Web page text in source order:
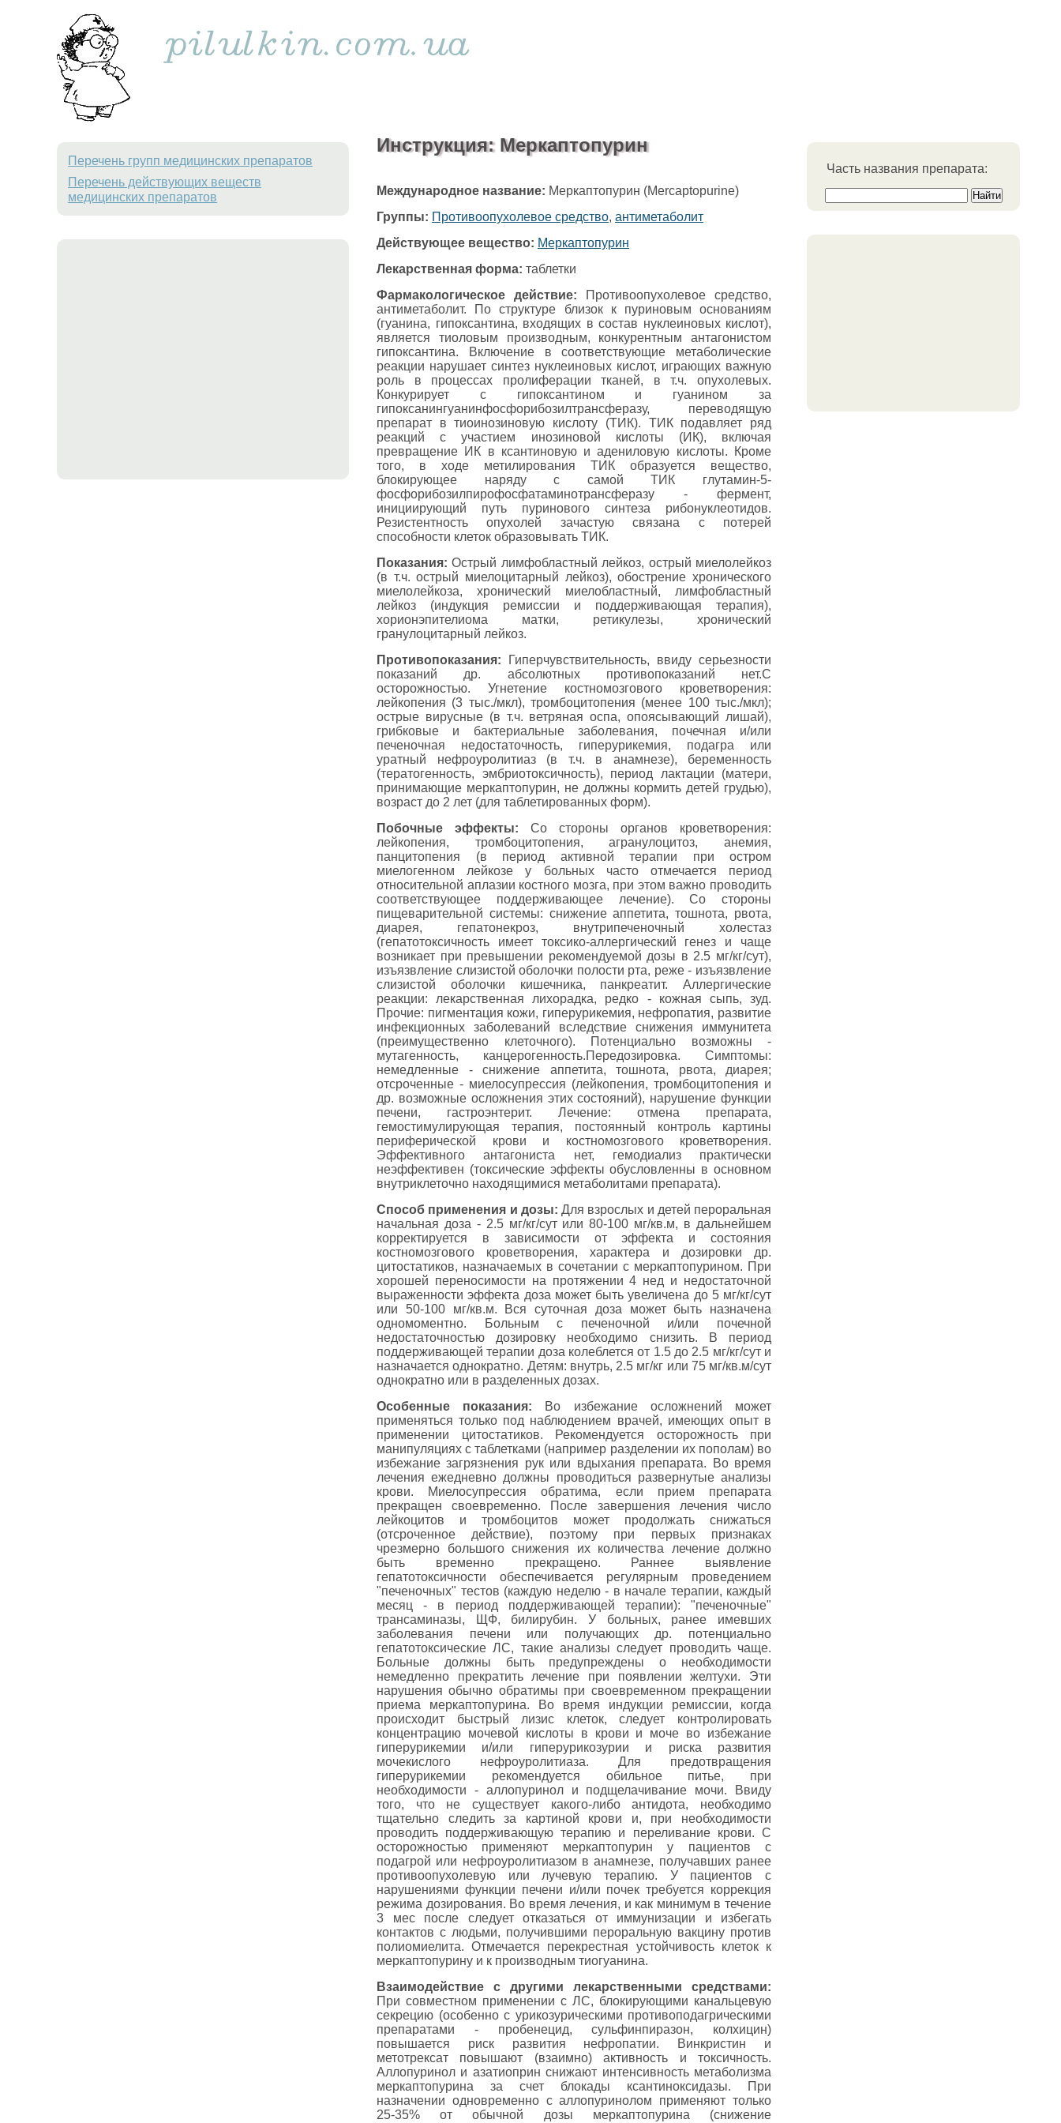
Перечень групп медицинских препаратов
Перечень действующих веществ
медицинских препаратов
Часть названия препарата:
Инструкция: Меркаптопурин
Международное название: Меркаптопурин (Mercaptopurine)
Группы: Противоопухолевое средство, антиметаболит
Действующее вещество: Меркаптопурин
Лекарственная форма: таблетки
Фармакологическое действие: Противоопухолевое средство,
антиметаболит. По структуре близок к пуриновым основаниям
(гуанина, гипоксантина, входящих в состав нуклеиновых кислот),
является тиоловым производным, конкурентным антагонистом
гипоксантина. Включение в соответствующие метаболические
реакции нарушает синтез нуклеиновых кислот, играющих важную
роль в процессах пролиферации тканей, в т.ч. опухолевых.
Конкурирует с гипоксантином и гуанином за
гипоксанингуанинфосфорибозилтрансферазу, переводящую
препарат в тиоинозиновую кислоту (ТИК). ТИК подавляет ряд
реакций с участием инозиновой кислоты (ИК), включая
превращение ИК в ксантиновую и адениловую кислоты. Кроме
того, в ходе метилирования ТИК образуется вещество,
блокирующее наряду с самой ТИК глутамин-5-
фосфорибозилпирофосфатаминотрансферазу - фермент,
инициирующий путь пуринового синтеза рибонуклеотидов.
Резистентность опухолей зачастую связана с потерей
способности клеток образовывать ТИК.
Показания: Острый лимфобластный лейкоз, острый миелолейкоз
(в т.ч. острый миелоцитарный лейкоз), обострение хронического
миелолейкоза, хронический миелобластный, лимфобластный
лейкоз (индукция ремиссии и поддерживающая терапия),
хорионэпителиома матки, ретикулезы, хронический
гранулоцитарный лейкоз.
Противопоказания: Гиперчувствительность, ввиду серьезности
показаний др. абсолютных противопоказаний нет.C
осторожностью. Угнетение костномозгового кроветворения:
лейкопения (3 тыс./мкл), тромбоцитопения (менее 100 тыс./мкл);
острые вирусные (в т.ч. ветряная оспа, опоясывающий лишай),
грибковые и бактериальные заболевания, почечная и/или
печеночная недостаточность, гиперурикемия, подагра или
уратный нефроуролитиаз (в т.ч. в анамнезе), беременность
(тератогенность, эмбриотоксичность), период лактации (матери,
принимающие меркаптопурин, не должны кормить детей грудью),
возраст до 2 лет (для таблетированных форм).
Побочные эффекты: Со стороны органов кроветворения:
лейкопения, тромбоцитопения, агранулоцитоз, анемия,
панцитопения (в период активной терапии при остром
миелогенном лейкозе у больных часто отмечается период
относительной аплазии костного мозга, при этом важно проводить
соответствующее поддерживающее лечение). Со стороны
пищеварительной системы: снижение аппетита, тошнота, рвота,
диарея, гепатонекроз, внутрипеченочный холестаз
(гепатотоксичность имеет токсико-аллергический генез и чаще
возникает при превышении рекомендуемой дозы в 2.5 мг/кг/сут),
изъязвление слизистой оболочки полости рта, реже - изъязвление
слизистой оболочки кишечника, панкреатит. Аллергические
реакции: лекарственная лихорадка, редко - кожная сыпь, зуд.
Прочие: пигментация кожи, гиперурикемия, нефропатия, развитие
инфекционных заболеваний вследствие снижения иммунитета
(преимущественно клеточного). Потенциально возможны -
мутагенность, канцерогенность.Передозировка. Симптомы:
немедленные - снижение аппетита, тошнота, рвота, диарея;
отсроченные - миелосупрессия (лейкопения, тромбоцитопения и
др. возможные осложнения этих состояний), нарушение функции
печени, гастроэнтерит. Лечение: отмена препарата,
гемостимулирующая терапия, постоянный контроль картины
периферической крови и костномозгового кроветворения.
Эффективного антагониста нет, гемодиализ практически
неэффективен (токсические эффекты обусловленны в основном
внутриклеточно находящимися метаболитами препарата).
Способ применения и дозы: Для взрослых и детей пероральная
начальная доза - 2.5 мг/кг/сут или 80-100 мг/кв.м, в дальнейшем
корректируется в зависимости от эффекта и состояния
костномозгового кроветворения, характера и дозировки др.
цитостатиков, назначаемых в сочетании с меркаптопурином. При
хорошей переносимости на протяжении 4 нед и недостаточной
выраженности эффекта доза может быть увеличена до 5 мг/кг/сут
или 50-100 мг/кв.м. Вся суточная доза может быть назначена
одномоментно. Больным с печеночной и/или почечной
недостаточностью дозировку необходимо снизить. В период
поддерживающей терапии доза колеблется от 1.5 до 2.5 мг/кг/сут и
назначается однократно. Детям: внутрь, 2.5 мг/кг или 75 мг/кв.м/сут
однократно или в разделенных дозах.
Особенные показания: Во избежание осложнений может
применяться только под наблюдением врачей, имеющих опыт в
применении цитостатиков. Рекомендуется осторожность при
манипуляциях с таблетками (например разделении их пополам) во
избежание загрязнения рук или вдыхания препарата. Во время
лечения ежедневно должны проводиться развернутые анализы
крови. Миелосупрессия обратима, если прием препарата
прекращен своевременно. После завершения лечения число
лейкоцитов и тромбоцитов может продолжать снижаться
(отсроченное действие), поэтому при первых признаках
чрезмерно большого снижения их количества лечение должно
быть временно прекращено. Раннее выявление
гепатотоксичности обеспечивается регулярным проведением
"печеночных" тестов (каждую неделю - в начале терапии, каждый
месяц - в период поддерживающей терапии): "печеночные"
трансаминазы, ЩФ, билирубин. У больных, ранее имевших
заболевания печени или получающих др. потенциально
гепатотоксические ЛС, такие анализы следует проводить чаще.
Больные должны быть предупреждены о необходимости
немедленно прекратить лечение при появлении желтухи. Эти
нарушения обычно обратимы при своевременном прекращении
приема меркаптопурина. Во время индукции ремиссии, когда
происходит быстрый лизис клеток, следует контролировать
концентрацию мочевой кислоты в крови и моче во избежание
гиперурикемии и/или гиперурикозурии и риска развития
мочекислого нефроуролитиаза. Для предотвращения
гиперурикемии рекомендуется обильное питье, при
необходимости - аллопуринол и подщелачивание мочи. Ввиду
того, что не существует какого-либо антидота, необходимо
тщательно следить за картиной крови и, при необходимости
проводить поддерживающую терапию и переливание крови. С
осторожностью применяют меркаптопурин у пациентов с
подагрой или нефроуролитиазом в анамнезе, получавших ранее
противоопухолевую или лучевую терапию. У пациентов с
нарушениями функции печени и/или почек требуется коррекция
режима дозирования. Во время лечения, и как минимум в течение
3 мес после следует отказаться от иммунизации и избегать
контактов с людьми, получившими пероральную вакцину против
полиомиелита. Отмечается перекрестная устойчивость клеток к
меркаптопурину и к производным тиогуанина.
Взаимодействие с другими лекарственными средствами:
При совместном применении с ЛС, блокирующими канальцевую
секрецию (особенно с урикозурическими противоподагрическими
препаратами - пробенецид, сульфинпиразон, колхицин)
повышается риск развития нефропатии. Винкристин и
метотрексат повышают (взаимно) активность и токсичность.
Аллопуринол и азатиоприн снижают интенсивность метаболизма
меркаптопурина за счет блокады ксантиноксидазы. При
назначении одновременно с аллопуринолом применяют только
25-35% от обычной дозы меркаптопурина (снижение